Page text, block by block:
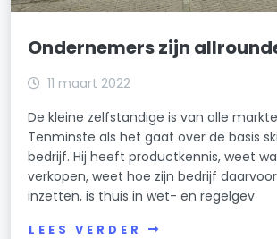
Ondernemers zijn
11 maart 2022
De kleine zelfstandige is van alle
Tenminste als het gaat over de basis
bedrijf. Hij heeft productkennis, weet
verkopen, weet hoe zijn bedrijf
inzetten, is thuis in wet- en regelgev
LEES VERDER